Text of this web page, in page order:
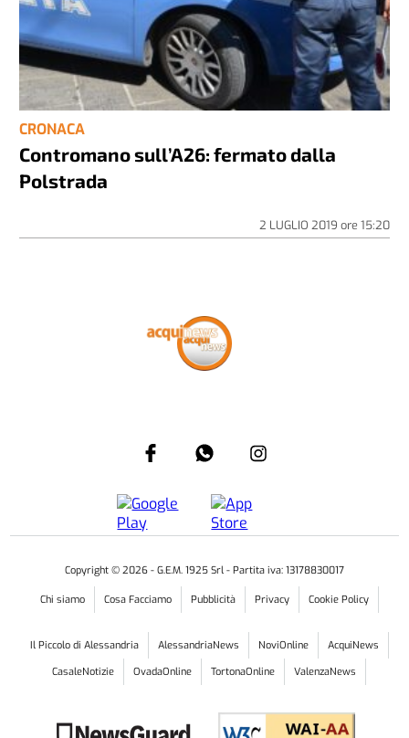
CRONACA
Contromano sull’A26: fermato dalla
Polstrada
2 LUGLIO 2019 ore 15:20
Copyright © 2026 - G.E.M. 1925 Srl - Partita iva: 13178830017
Chi siamo Cosa Facciamo Pubblicità Privacy Cookie Policy
Il Piccolo di Alessandria AlessandriaNews NoviOnline
AcquiNews
CasaleNotizie
OvadaOnline TortonaOnline ValenzaNews